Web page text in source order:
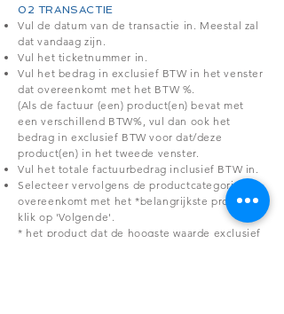
02 TRANSACTIE
Vul de datum van de transactie in. Meestal zal
dat vandaag zijn.
Vul het ticketnummer in.
Vul het bedrag in exclusief BTW in het venster
dat overeenkomt met het BTW %.
(Als de factuur (een) product(en) bevat met
een verschillend BTW%, vul dan ook het
bedrag in exclusief BTW voor dat/deze
product(en) in het tweede venster.
Vul het totale factuurbedrag inclusief BTW in.
Selecteer vervolgens de productcategorie die
overeenkomt met het *belangrijkste product,
klik op 'Volgende'.
* het product dat de hoogste waarde exclusief